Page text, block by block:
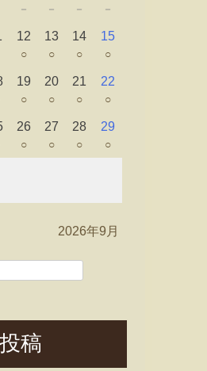
－ － － －
12
○
13
○
14
○
15
○
19
○
20
○
21
○
22
○
26
○
27
○
28
○
29
○
2026年9月
稿